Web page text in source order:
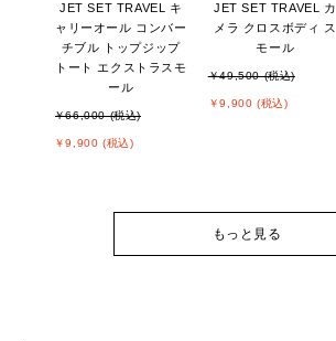
JET SET TRAVEL キ
ャリーオール コンバー
チブル トップジップ
トート エクストラスモ
ール
￥66,000 (税込)
￥9,900 (税込)
JET SET TRAVEL カ
メラ クロスボディ ス
モール
￥49,500 (税込)
￥9,900 (税込)
もっと見る